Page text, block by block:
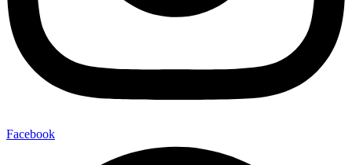
Facebook